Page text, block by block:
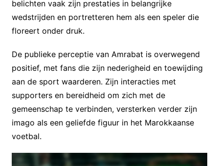
belichten vaak zijn prestaties in belangrijke
wedstrijden en portretteren hem als een speler die
floreert onder druk.
De publieke perceptie van Amrabat is overwegend
positief, met fans die zijn nederigheid en toewijding
aan de sport waarderen. Zijn interacties met
supporters en bereidheid om zich met de
gemeenschap te verbinden, versterken verder zijn
imago als een geliefde figuur in het Marokkaanse
voetbal.